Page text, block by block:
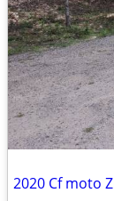
2020 Cf moto